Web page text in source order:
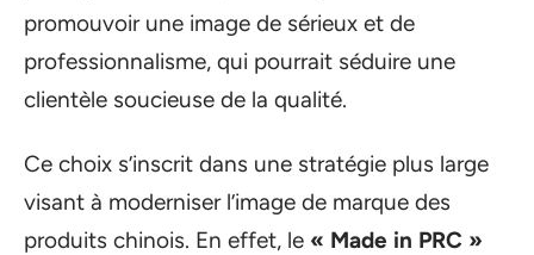
promouvoir une image de sérieux et de
professionnalisme, qui pourrait séduire une
clientèle soucieuse de la qualité.
Ce choix s’inscrit dans une stratégie plus large
visant à moderniser l’image de marque des
produits chinois. En effet, le « Made in PRC »